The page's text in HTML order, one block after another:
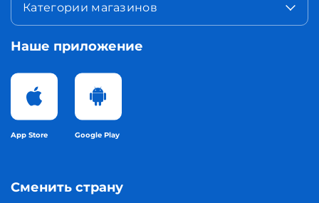
Категории магазинов
Наше приложение
App Store Google Play
Сменить страну